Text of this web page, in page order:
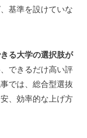
基準を設けていな
る大学の選択肢が
できるだけ高い評
では、総合型選抜
、効率的な上げ方